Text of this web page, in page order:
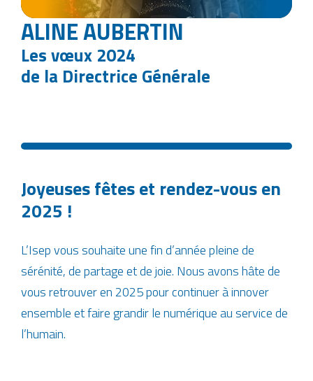
ALINE AUBERTIN
Les vœux 2024
de la Directrice Générale
Joyeuses fêtes et rendez-vous en
2025 !
L’Isep vous souhaite une fin d’année pleine de
sérénité, de partage et de joie. Nous avons hâte de
vous retrouver en 2025 pour continuer à innover
ensemble et faire grandir le numérique au service de
l’humain.